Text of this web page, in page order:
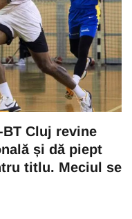
Cluj revine
și dă piept
titlu. Meciul se